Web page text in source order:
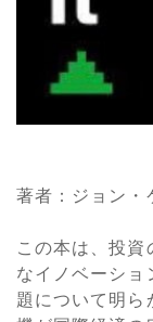
著者：ジョン・
この本は、投
なイノベーショ
題について明ら